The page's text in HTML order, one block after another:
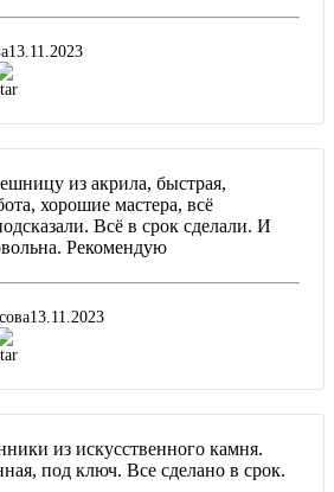
13.11.2023
из акрила, быстрая,
хорошие мастера, всё
Всё в срок сделали. И
Рекомендую
13.11.2023
из искусственного камня.
под ключ. Все сделано в срок.